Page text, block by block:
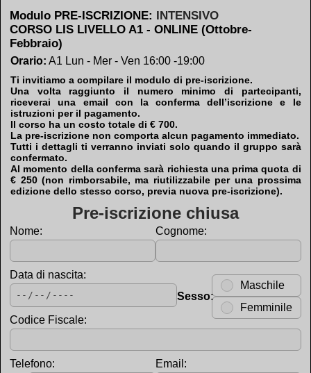
Modulo PRE-ISCRIZIONE: INTENSIVO
CORSO LIS LIVELLO A1 - ONLINE (Ottobre-
Febbraio)
Orario: A1 Lun - Mer - Ven 16:00 -19:00
Ti invitiamo a compilare il modulo di pre-iscrizione.
Una volta raggiunto il numero minimo di partecipanti,
riceverai una email con la conferma dell’iscrizione e le
istruzioni per il pagamento.
Il corso ha un costo totale di € 700.
La pre-iscrizione non comporta alcun pagamento immediato.
Tutti i dettagli ti verranno inviati solo quando il gruppo sarà
confermato.
Al momento della conferma sarà richiesta una prima quota di
€ 250 (non rimborsabile, ma riutilizzabile per una prossima
edizione dello stesso corso, previa nuova pre-iscrizione).
Pre-iscrizione chiusa
Nome: Cognome:
Data di nascita:
Sesso:
Maschile
Femminile
Codice Fiscale:
Telefono:
Email: